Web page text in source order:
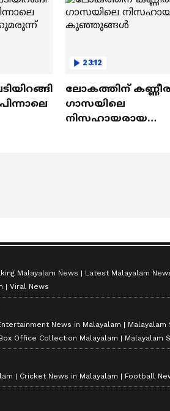
23:12
ലോകത്തിന്
ഗാസയിലെ
നിസഹായരായ
Malayalam News Latest Malayalam
Viral News
News in Malayalam Malayalam
Office Collection Malayalam Malayalam
Cricket News in Malayalam Football